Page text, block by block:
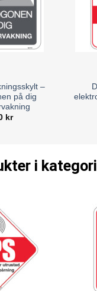
–
på dig
kr
i